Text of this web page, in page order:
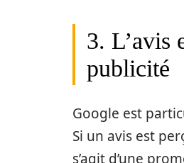
3. L’avis
publicité
Google est
Si un avis est
s’agit d’une